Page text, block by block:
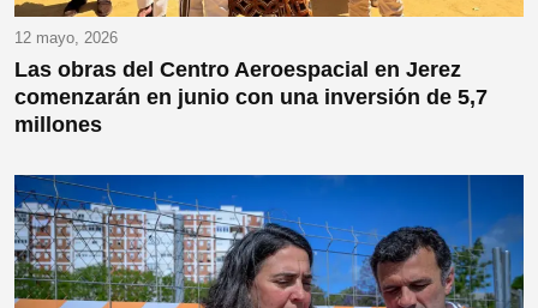
12 mayo, 2026
Las obras del Centro Aeroespacial en Jerez
comenzarán en junio con una inversión de 5,7
millones